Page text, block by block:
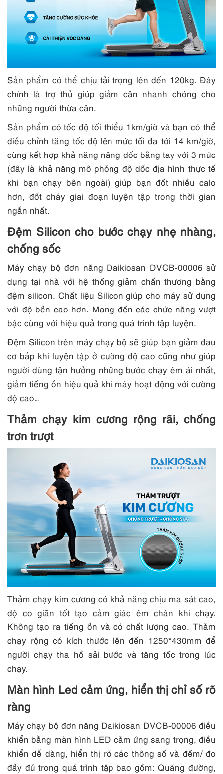
Sản phẩm có thể chịu tải trọng lên đến 120kg. Đây
chính là trợ thủ giúp giảm cân nhanh chóng cho
những người thừa cân.
Sản phẩm có tốc độ tối thiểu 1km/giờ và bạn có thể
điều chỉnh tăng tốc độ lên mức tối đa tới 14 km/giờ,
cùng kết hợp khả năng nâng dốc bằng tay với 3 mức
(đây là khả năng mô phỏng độ dốc địa hình thực tế
khi bạn chạy bên ngoài) giúp bạn đốt nhiều calo
hơn, đốt cháy giai đoạn luyện tập trong thời gian
ngắn nhất.
Đệm Silicon cho bước chạy nhẹ nhàng,
chống sốc
Máy chạy bộ đơn năng Daikiosan DVCB-00006 sử
dụng tại nhà với hệ thống giảm chấn thương bằng
đệm silicon. Chất liệu Silicon giúp cho máy sử dụng
với độ bền cao hơn. Mang đến các chức năng vượt
bậc cùng với hiệu quả trong quá trình tập luyện.
Đệm Silicon trên máy chạy bộ sẽ giúp bạn giảm đau
cơ bắp khi luyện tập ở cường độ cao cũng như giúp
người dùng tận hưởng những bước chạy êm ái nhất,
giảm tiếng ồn hiệu quả khi máy hoạt động với cường
độ cao…
Thảm chạy kim cương rộng rãi, chống
trơn trượt
Thảm chạy kim cương có khả năng chịu ma sát cao,
độ co giãn tốt tạo cảm giác êm chân khi chạy.
Không tạo ra tiếng ồn và có chất lượng cao. Thảm
chạy rộng có kích thước lên đến 1250*430mm để
người chạy tha hồ sải bước và tăng tốc trong lúc
chạy.
Màn hình Led cảm ứng, hiển thị chỉ số rõ
ràng
Máy chạy bộ đơn năng Daikiosan DVCB-00006 điều
khiển bằng màn hình LED cảm ứng sang trọng, điều
khiển dễ dàng, hiển thị rõ các thông số và đếm/ đo
đầy đủ trong quá trình tập bao gồm: Quãng đường,